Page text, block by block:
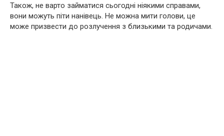
Також, не варто займатися сьогодні ніякими справами,
вони можуть піти нанівець. Не можна мити голови, це
може призвести до розлучення з близькими та родичами.